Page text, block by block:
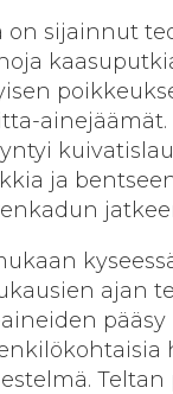
on sijainnut
ja
ajan